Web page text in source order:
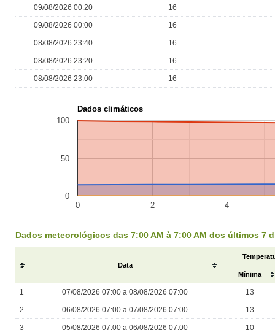
09/08/2026 00:20 16
09/08/2026 00:00 16
08/08/2026 23:40 16
08/08/2026 23:20 16
08/08/2026 23:00 16
Dados climáticos
0 2 4
0
50
100
Dados meteorológicos das 7:00 AM à 7:00 AM dos últimos 7
# Data
Mínima
1 07/08/2026 07:00 a 08/08/2026 07:00 13
2 06/08/2026 07:00 a 07/08/2026 07:00 13
3 05/08/2026 07:00 a 06/08/2026 07:00 10